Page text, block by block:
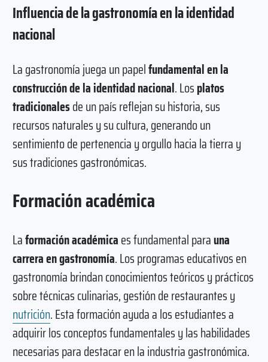
Influencia de la gastronomía en la identidad
nacional
La gastronomía juega un papelfundamental en la
construcción de la identidad nacional. Losplatos
tradicionalesde un país reflejan su historia, sus
recursos naturales y su cultura, generando un
sentimiento de pertenencia y orgullo hacia la tierra y
sus tradiciones gastronómicas.
Formación académica
Laformación académicaes fundamental parauna
carrera en gastronomía. Los programas educativos en
gastronomía brindan conocimientos teóricos y prácticos
sobre técnicas culinarias, gestión de restaurantes y
nutrición. Esta formación ayuda a los estudiantes a
adquirir los conceptos fundamentales y las habilidades
necesarias para destacar en la industria gastronómica.